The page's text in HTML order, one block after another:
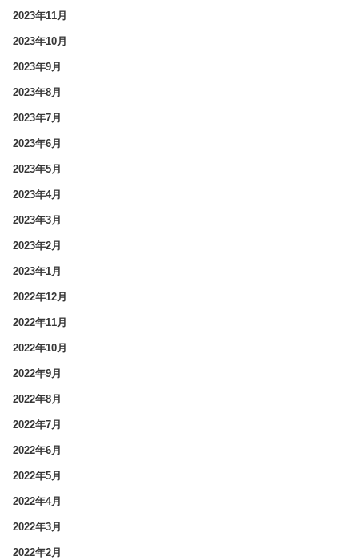
2023年11月
2023年10月
2023年9月
2023年8月
2023年7月
2023年6月
2023年5月
2023年4月
2023年3月
2023年2月
2023年1月
2022年12月
2022年11月
2022年10月
2022年9月
2022年8月
2022年7月
2022年6月
2022年5月
2022年4月
2022年3月
2022年2月